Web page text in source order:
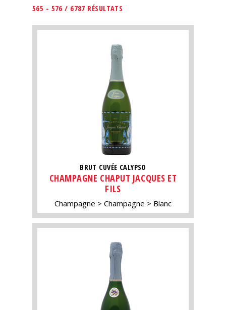
565 - 576 / 6787 RÉSULTATS
BRUT CUVÉE CALYPSO
CHAMPAGNE CHAPUT JACQUES ET
FILS
Champagne Champagne Blanc